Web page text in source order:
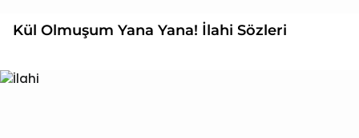
Kül Olmuşum Yana Yana! İlahi Sözleri